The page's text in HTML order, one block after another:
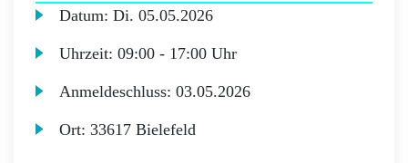
Datum:Di. 05.05.2026
Uhrzeit:09:00 - 17:00 Uhr
Anmeldeschluss:03.05.2026
Ort:33617 Bielefeld